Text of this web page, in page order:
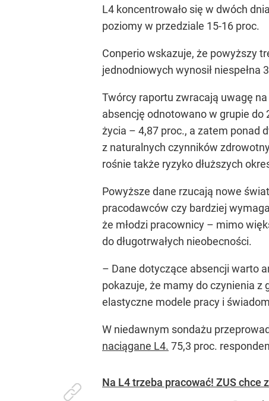
L4 koncentrowało się w dwóch
poziomy w przedziale 15-16 proc.
Conperio wskazuje, że powyższy
jednodniowych wynosił niespełna
Twórcy raportu zwracają uwagę
absencję odnotowano w grupie do
życia – 4,87 proc., a zatem ponad
z naturalnych czynników
rośnie także ryzyko dłuższych
Powyższe dane rzucają nowe
pracodawców czy bardziej
że młodzi pracownicy – mimo
do długotrwałych nieobecności.
– Dane dotyczące absencji warto
pokazuje, że mamy do czynienia z
elastyczne modele pracy i
W niedawnym sondażu
naciągane L4. 75,3 proc.
Na L4 trzeba pracować! ZUS chce